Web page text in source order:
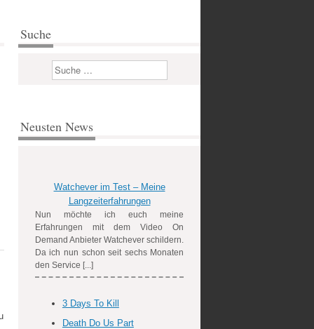
Suche
Suchen
Neusten News
Watchever im Test – Meine
Langzeiterfahrungen
Nun möchte ich euch meine
Erfahrungen mit dem Video On
Demand Anbieter Watchever schildern.
Da ich nun schon seit sechs Monaten
den Service [...]
3 Days To Kill
Death Do Us Part